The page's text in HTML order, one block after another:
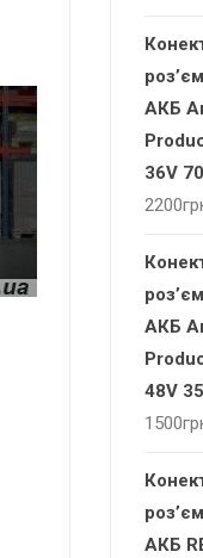
АКБ
36V
2200
АКБ
48V
1500
АКБ